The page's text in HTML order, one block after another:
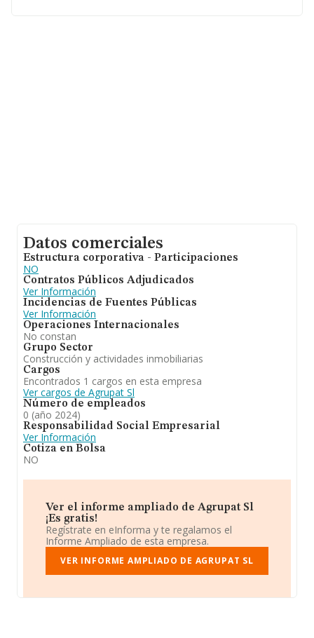
Datos comerciales
Estructura corporativa - Participaciones
NO
Contratos Públicos Adjudicados
Ver Información
Incidencias de Fuentes Públicas
Ver Información
Operaciones Internacionales
No constan
Grupo Sector
Construcción y actividades inmobiliarias
Cargos
Encontrados 1 cargos en esta empresa
Ver cargos de Agrupat Sl
Número de empleados
0 (año 2024)
Responsabilidad Social Empresarial
Ver Información
Cotiza en Bolsa
NO
Ver el informe ampliado de Agrupat Sl
¡Es gratis!
Regístrate en eInforma y te regalamos el
Informe Ampliado de esta empresa.
VER INFORME AMPLIADO DE AGRUPAT SL